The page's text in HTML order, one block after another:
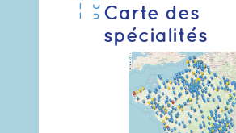
Carte des
spécialités